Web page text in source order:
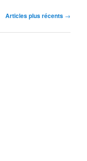
Articles plus récents →